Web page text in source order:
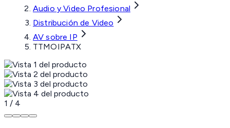
Audio y Video Profesional
Distribución de Video
AV sobre IP
TTMOIPATX
1 / 4